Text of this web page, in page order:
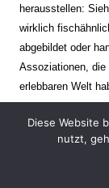
herausstellen:
wirklich
abgebildet oder
Assoziationen, die
erlebbaren Welt
Verharren und
oder verrinnt im
zur
Diese Website
nutzt,